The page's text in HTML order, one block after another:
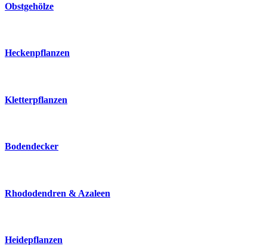
Obstgehölze
Heckenpflanzen
Kletterpflanzen
Bodendecker
Rhododendren & Azaleen
Heidepflanzen